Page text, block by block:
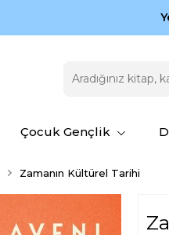
Çocuk Gençlik
Zamanın Kültürel Tarihi